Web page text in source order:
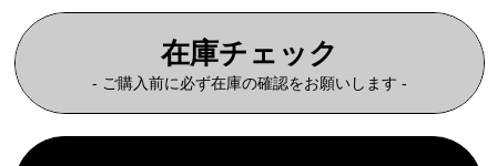
在庫チェック
- ご購入前に必ず在庫の確認をお願いします -